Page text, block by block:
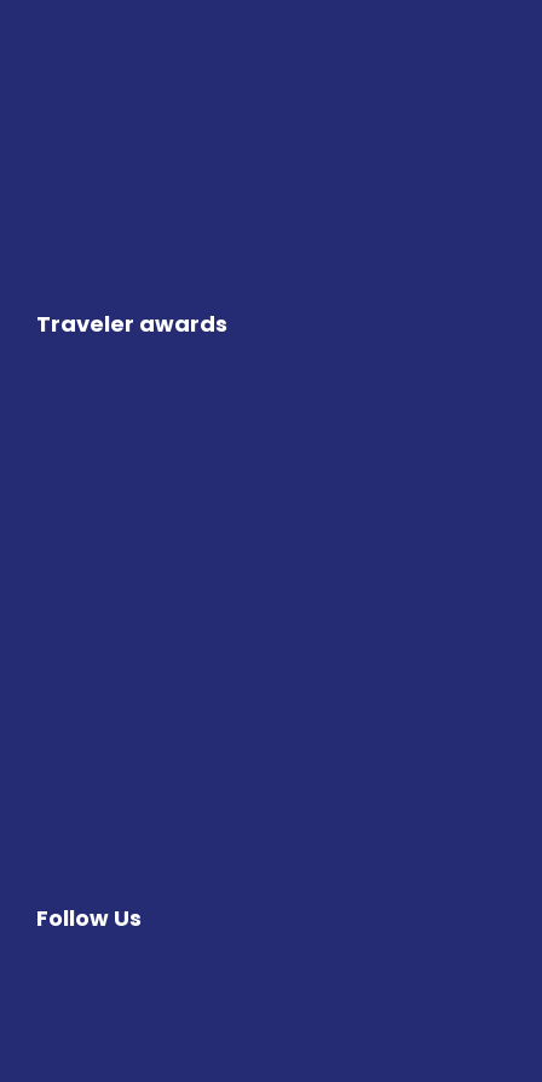
Traveler awards
Follow Us